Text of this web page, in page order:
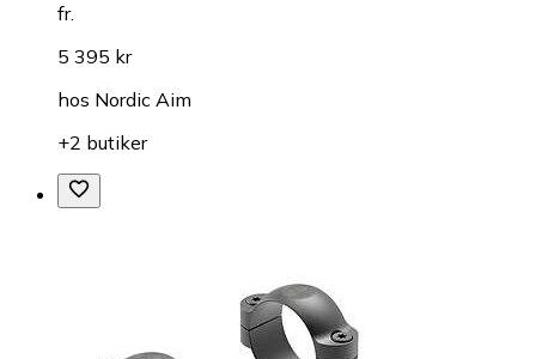
fr.
5 395 kr
hos Nordic Aim
+2 butiker